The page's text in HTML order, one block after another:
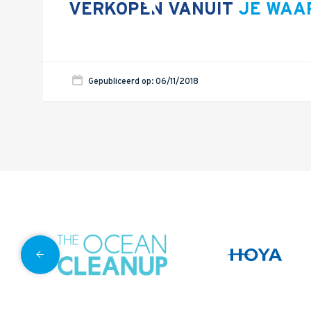
VERKOPEN VANUIT JE
Gepubliceerd op: 06/11/2018